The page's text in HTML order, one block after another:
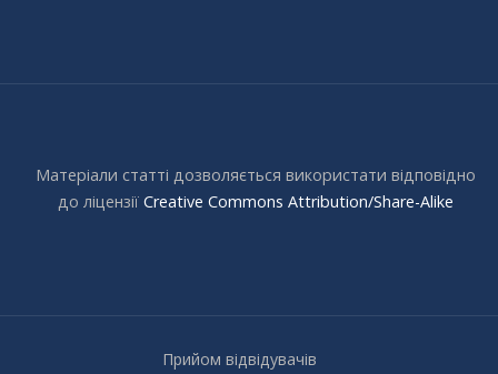
Матеріали статті дозволяється використати відповідно
до ліцензії Creative Commons Attribution/Share-Alike
Прийом відвідувачів